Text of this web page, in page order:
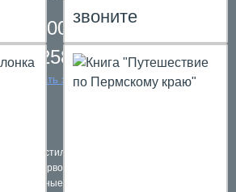
звоните
800 200 61 59,
258 39 59
заказать звонок
в текстильной упаковке
Наборы первоклассников
Школьные ранцы